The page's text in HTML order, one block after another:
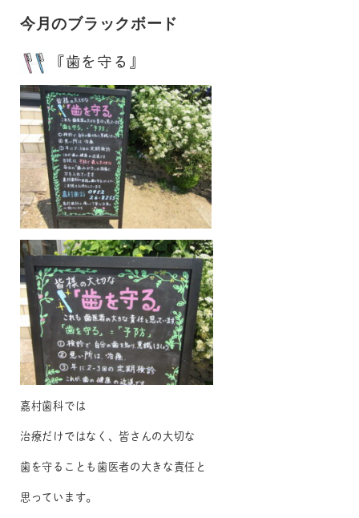
今月のブラックボード
『歯を守る』
嘉村歯科では
治療だけではなく、皆さんの大切な
歯を守ることも歯医者の大きな責任と
思っています。